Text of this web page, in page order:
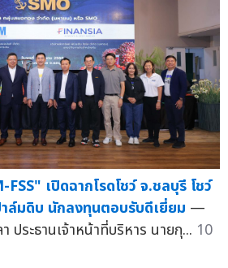
เปิดฉากโรดโชว์ จ.ชลบุรี โชว์
ล์มดิบ นักลงทุนตอบรับดีเยี่ยม —
ระธานเจ้าหน้าที่บริหาร นายกุ... 10